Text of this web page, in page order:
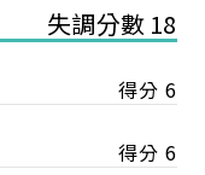
失調分數 18
得分 6
得分 6